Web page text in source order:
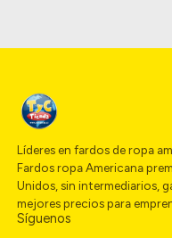
Líderes en fardos de ropa
Fardos ropa Americana
Unidos, sin intermediarios,
mejores precios para
Síguenos